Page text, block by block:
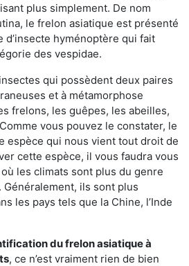
plus simplement. De nom
le frelon asiatique est présenté
d’insecte hyménoptère qui fait
des vespidae.
qui possèdent deux paires
et à métamorphose
frelons, les guêpes, les abeilles,
vous pouvez le constater, le
espèce qui nous vient tout droit de
cette espèce, il vous faudra vous
les climats sont plus du genre
ils sont plus
les pays tels que la Chine, l’Inde
du frelon asiatiqueà
, ce n’est vraiment rien de bien